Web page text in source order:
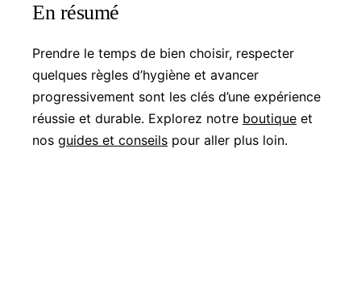
En résumé
Prendre le temps de bien choisir, respecter
quelques règles d’hygiène et avancer
progressivement sont les clés d’une expérience
réussie et durable. Explorez notre boutique et
nos guides et conseils pour aller plus loin.